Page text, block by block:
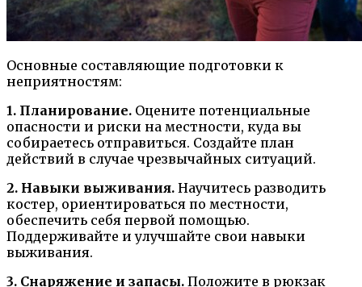
Основные составляющие подготовки к
неприятностям:
1. Планирование. Оцените потенциальные
опасности и риски на местности, куда вы
собираетесь отправиться. Создайте план
действий в случае чрезвычайных ситуаций.
2. Навыки выживания. Научитесь разводить
костер, ориентироваться по местности,
обеспечить себя первой помощью.
Поддерживайте и улучшайте свои навыки
выживания.
3. Снаряжение и запасы. Положите в рюкзак